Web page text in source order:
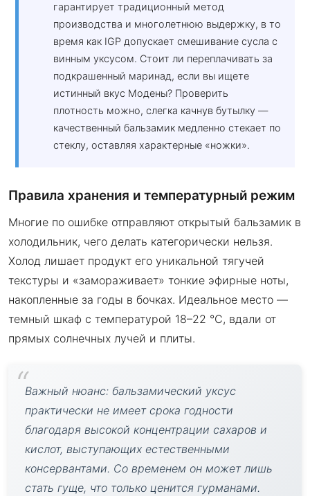
гарантирует традиционный метод
производства и многолетнюю выдержку, в то
время как IGP допускает смешивание сусла с
винным уксусом. Стоит ли переплачивать за
подкрашенный маринад, если вы ищете
истинный вкус Модены? Проверить
плотность можно, слегка качнув бутылку —
качественный бальзамик медленно стекает по
стеклу, оставляя характерные «ножки».
Правила хранения и температурный режим
Многие по ошибке отправляют открытый бальзамик в
холодильник, чего делать категорически нельзя.
Холод лишает продукт его уникальной тягучей
текстуры и «замораживает» тонкие эфирные ноты,
накопленные за годы в бочках. Идеальное место —
темный шкаф с температурой 18–22 °C, вдали от
прямых солнечных лучей и плиты.
Важный нюанс: бальзамический уксус
практически не имеет срока годности
благодаря высокой концентрации сахаров и
кислот, выступающих естественными
консервантами. Со временем он может лишь
стать гуще, что только ценится гурманами.